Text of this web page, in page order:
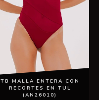
TB MALLA ENTERA CON
RECORTES EN TUL
(AN26010)